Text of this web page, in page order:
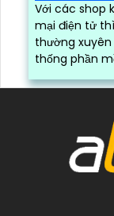
Với các shop
mại điện tử
thường xuyên
thống phần
được quá
là quy trình